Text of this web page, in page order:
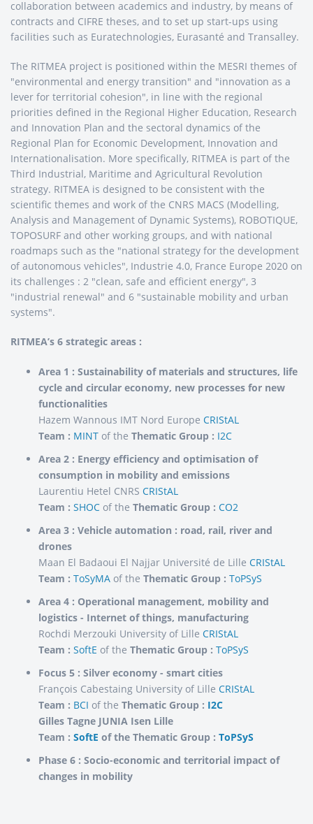
collaboration between academics and industry, by means of
contracts and CIFRE theses, and to set up start-ups using
facilities such as Euratechnologies, Eurasanté and Transalley.
The RITMEA project is positioned within the MESRI themes of
"environmental and energy transition" and "innovation as a
lever for territorial cohesion", in line with the regional
priorities defined in the Regional Higher Education, Research
and Innovation Plan and the sectoral dynamics of the
Regional Plan for Economic Development, Innovation and
Internationalisation. More specifically, RITMEA is part of the
Third Industrial, Maritime and Agricultural Revolution
strategy. RITMEA is designed to be consistent with the
scientific themes and work of the CNRS MACS (Modelling,
Analysis and Management of Dynamic Systems), ROBOTIQUE,
TOPOSURF and other working groups, and with national
roadmaps such as the "national strategy for the development
of autonomous vehicles", Industrie 4.0, France Europe 2020 on
its challenges : 2 "clean, safe and efficient energy", 3
"industrial renewal" and 6 "sustainable mobility and urban
systems".
RITMEA’s 6 strategic areas :
Area 1 : Sustainability of materials and structures, life
cycle and circular economy, new processes for new
functionalities
Hazem Wannous IMT Nord Europe CRIStAL
Team : MINT of the Thematic Group : I2C
Area 2 : Energy efficiency and optimisation of
consumption in mobility and emissions
Laurentiu Hetel CNRS CRIStAL
Team : SHOC of the Thematic Group : CO2
Area 3 : Vehicle automation : road, rail, river and
drones
Maan El Badaoui El Najjar Université de Lille CRIStAL
Team : ToSyMA of the Thematic Group : ToPSyS
Area 4 : Operational management, mobility and
logistics - Internet of things, manufacturing
Rochdi Merzouki University of Lille CRIStAL
Team : SoftE of the Thematic Group : ToPSyS
Focus 5 : Silver economy - smart cities
François Cabestaing University of Lille CRIStAL
Team : BCI of the Thematic Group : I2C
Gilles Tagne JUNIA Isen Lille
Team : SoftE of the Thematic Group : ToPSyS
Phase 6 : Socio-economic and territorial impact of
changes in mobility